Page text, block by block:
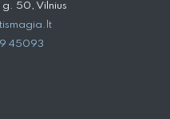
50, Vilnius
45093